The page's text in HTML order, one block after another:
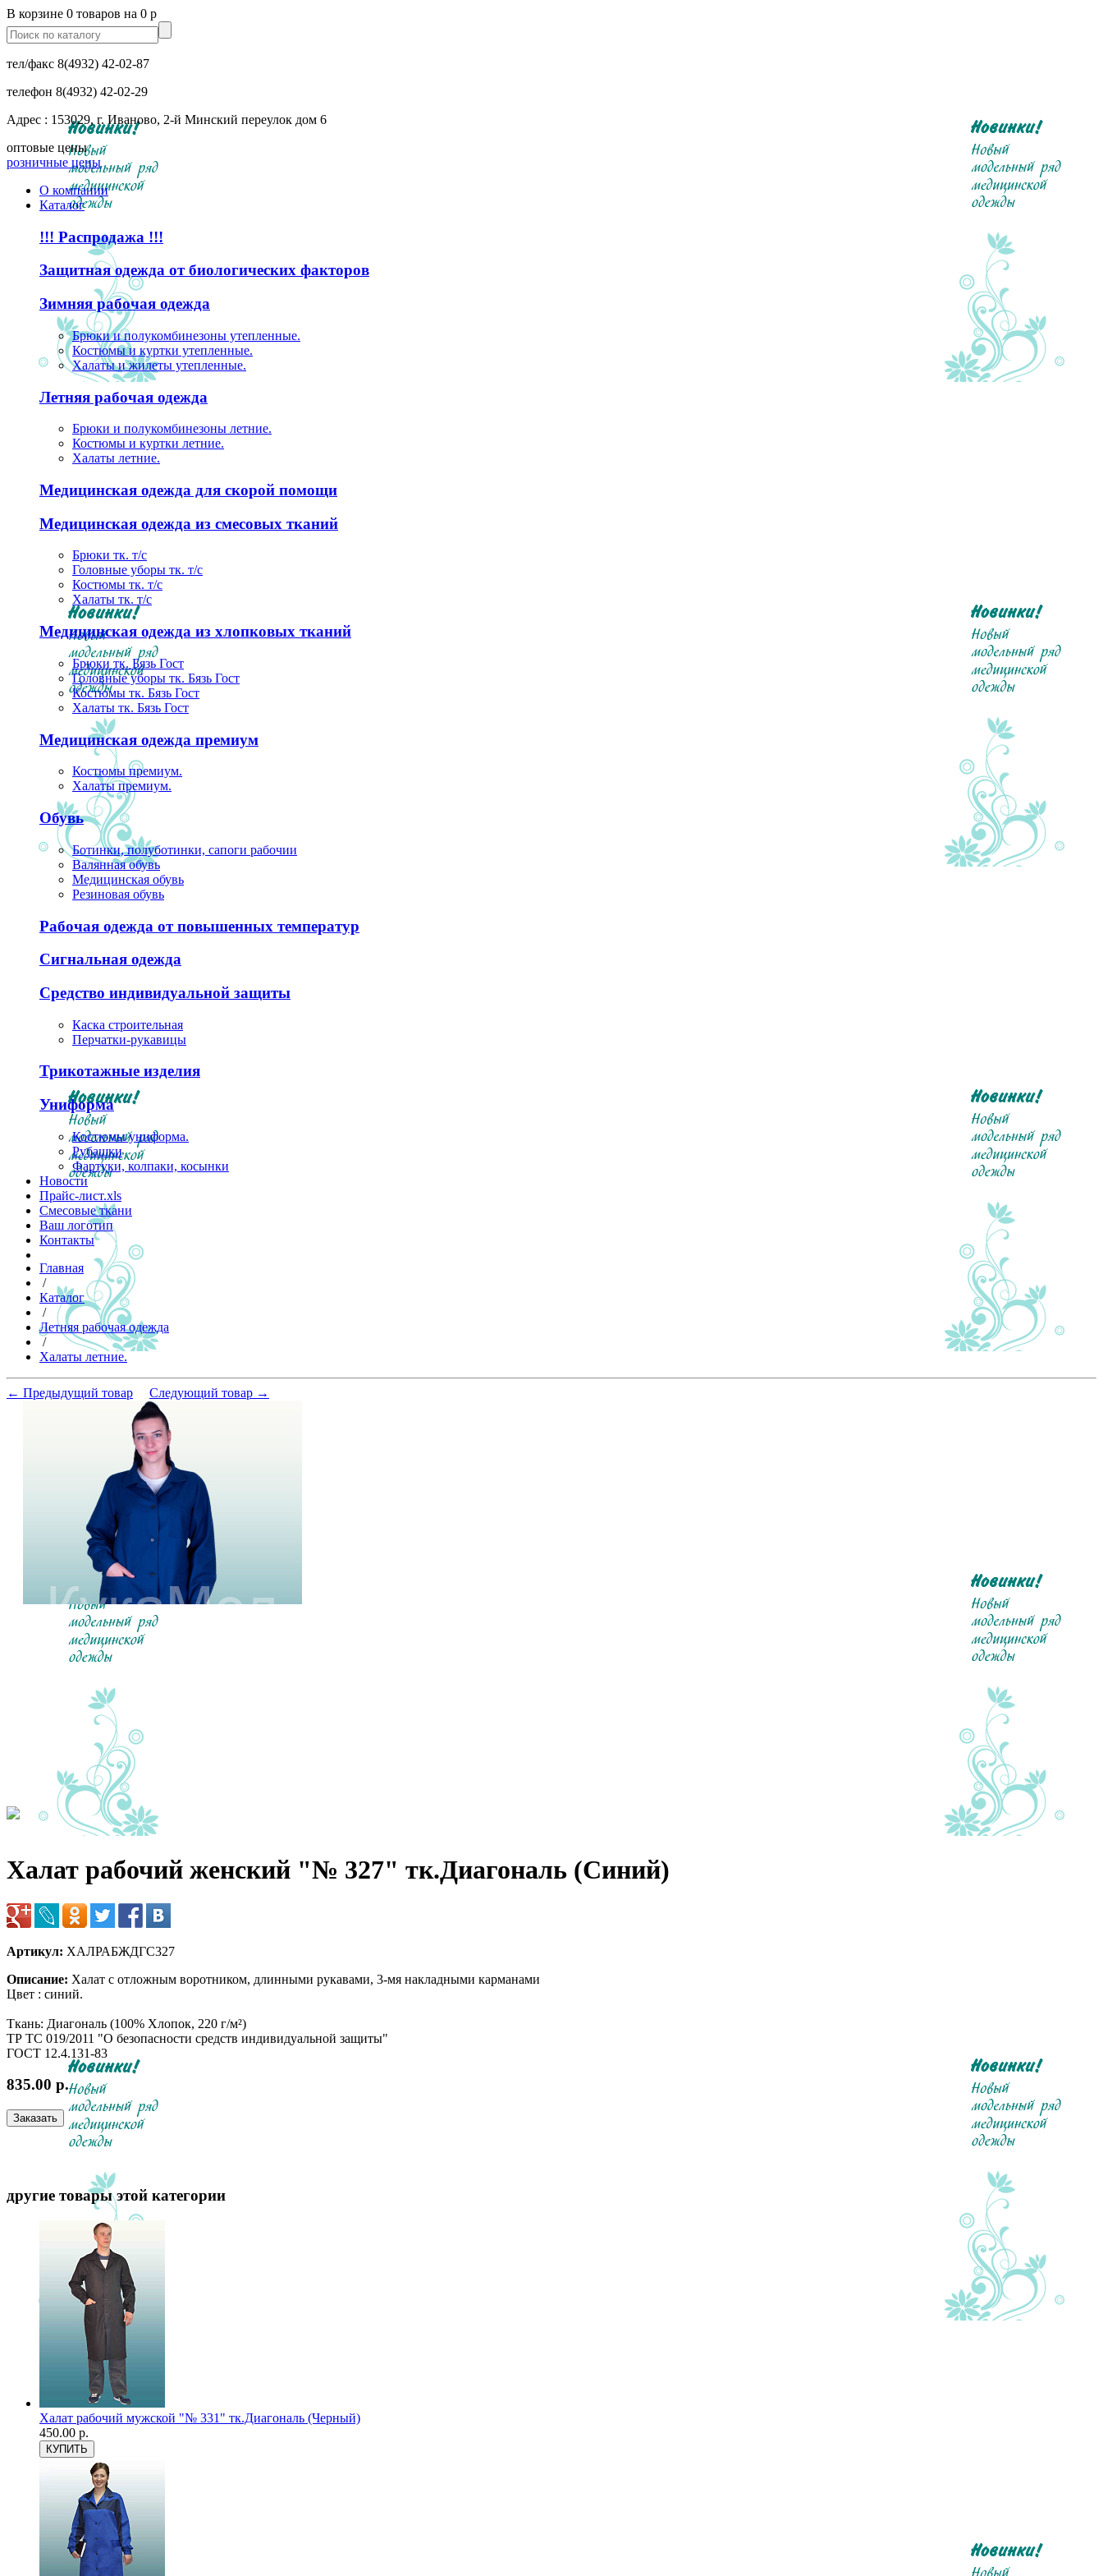
В корзине 0 товаров на 0 р
тел/факс 8(4932) 42-02-87
телефон 8(4932) 42-02-29
Адрес : 153029, г. Иваново, 2-й Минский переулок дом 6
оптовые цены
розничные цены
О компании
Каталог
!!! Распродажа !!!
Защитная одежда от биологических факторов
Зимняя рабочая одежда
Брюки и полукомбинезоны утепленные.
Костюмы и куртки утепленные.
Халаты и жилеты утепленные.
Летняя рабочая одежда
Брюки и полукомбинезоны летние.
Костюмы и куртки летние.
Халаты летние.
Медицинская одежда для скорой помощи
Медицинская одежда из смесовых тканий
Брюки тк. т/с
Головные уборы тк. т/с
Костюмы тк. т/с
Халаты тк. т/с
Медицинская одежда из хлопковых тканий
Брюки тк. Бязь Гост
Головные уборы тк. Бязь Гост
Костюмы тк. Бязь Гост
Халаты тк. Бязь Гост
Медицинская одежда премиум
Костюмы премиум.
Халаты премиум.
Обувь
Ботинки, полуботинки, сапоги рабочии
Валянная обувь
Медицинская обувь
Резиновая обувь
Рабочая одежда от повышенных температур
Сигнальная одежда
Средство индивидуальной защиты
Каска строительная
Перчатки-рукавицы
Трикотажные изделия
Униформа
Костюмы униформа.
Рубашки
Фартуки, колпаки, косынки
Новости
Прайс-лист.xls
Смесовые ткани
Ваш логотип
Контакты
Главная
/
Каталог
/
Летняя рабочая одежда
/
Халаты летние.
← Предыдущий товар Следующий товар →
Халат рабочий женский "№ 327" тк.Диагональ (Синий)
Артикул: ХАЛРАБЖДГС327
Описание: Халат с отложным воротником, длинными рукавами, 3-мя накладными карманами
Цвет : синий.
Ткань: Диагональ (100% Хлопок, 220 г/м²)
ТР ТС 019/2011 "О безопасности средств индивидуальной защиты"
ГОСТ 12.4.131-83
835.00 р.
другие товары этой категории
Халат рабочий мужской "№ 331" тк.Диагональ (Черный)
450.00 р.